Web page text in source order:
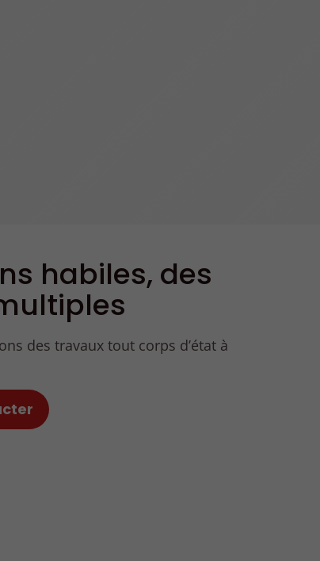
habiles, des
des travaux tout corps d’état à